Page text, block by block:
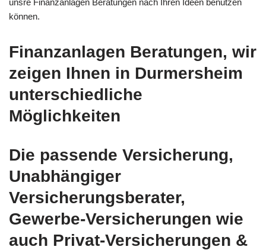
können.
Finanzanlagen Beratungen, wir
zeigen Ihnen in Durmersheim
unterschiedliche
Möglichkeiten
Die passende Versicherung,
Unabhängiger
Versicherungsberater,
Gewerbe-Versicherungen wie
auch Privat-Versicherungen &